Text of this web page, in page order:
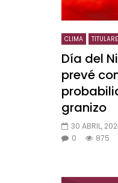
CLIMA
Día del
prevé
granizo
30 ABRIL,
0
875